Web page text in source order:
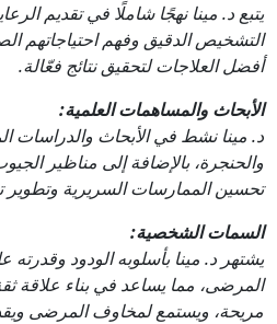
يتبع د. مينا نهجًا شاملًا في تقديم
التشخيص الدقيق وفهم احتياجاتهم
أفضل العلاجات لتحقيق نتائج فعّالة.
الأبحاث والمساهمات العلمية:
د. مينا نشط في الأبحاث والدراسات
والحنجرة، بالإضافة إلى مناظير
تحسين الممارسات السريرية وتطوير
السمات الشخصية:
يشتهر د. مينا بأسلوبه الودود
المرضى، مما يساعد في بناء علاقة
مريحة، ويستمع لمخاوف المرضى